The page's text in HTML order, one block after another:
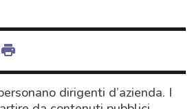
dirigenti d’azienda. I